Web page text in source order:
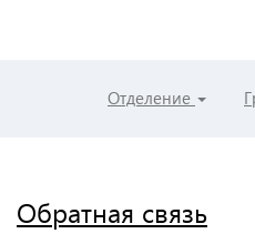
Отделение
Обратная связь